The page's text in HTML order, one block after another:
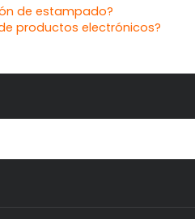
de estampado?
productos electrónicos?